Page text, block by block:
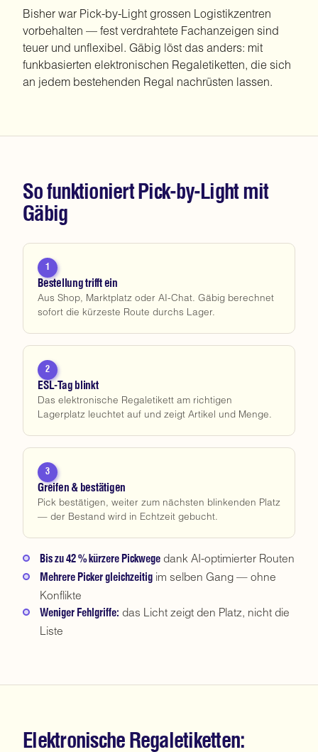
Bisher war Pick-by-Light grossen Logistikzentren
vorbehalten — fest verdrahtete Fachanzeigen sind
teuer und unflexibel. Gäbig löst das anders: mit
funkbasierten elektronischen Regaletiketten, die sich
an jedem bestehenden Regal nachrüsten lassen.
So funktioniert Pick-by-Light mit
Gäbig
1
Bestellung trifft ein
Aus Shop, Marktplatz oder AI-Chat. Gäbig berechnet
sofort die kürzeste Route durchs Lager.
2
ESL-Tag blinkt
Das elektronische Regaletikett am richtigen
Lagerplatz leuchtet auf und zeigt Artikel und Menge.
3
Greifen & bestätigen
Pick bestätigen, weiter zum nächsten blinkenden Platz
— der Bestand wird in Echtzeit gebucht.
Bis zu 42 % kürzere Pickwege dank AI-optimierter Routen
Mehrere Picker gleichzeitig im selben Gang — ohne
Konflikte
Weniger Fehlgriffe: das Licht zeigt den Platz, nicht die
Liste
Elektronische Regaletiketten: